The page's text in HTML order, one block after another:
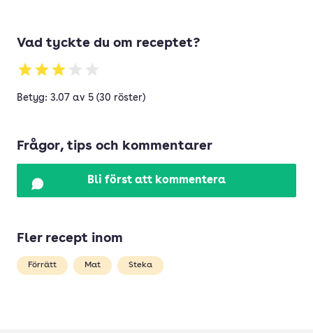
Vad tyckte du om receptet?
Betyg: 3.07 av 5 (30 röster)
Frågor, tips och kommentarer
Bli först att kommentera
Fler recept inom
Förrätt Mat Steka